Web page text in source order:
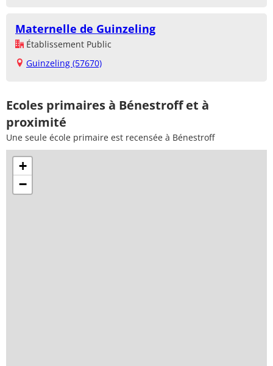
Maternelle de Guinzeling
Établissement Public
Guinzeling (57670)
Ecoles primaires à Bénestroff et à
proximité
Une seule école primaire est recensée à Bénestroff
+
−